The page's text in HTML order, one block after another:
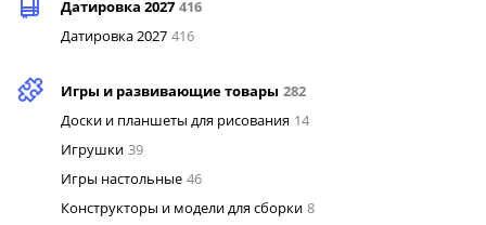
Датировка 2027 416
Датировка 2027 416
Игры и развивающие товары 282
Доски и планшеты для рисования 14
Игрушки 39
Игры настольные 46
Конструкторы и модели для сборки 8